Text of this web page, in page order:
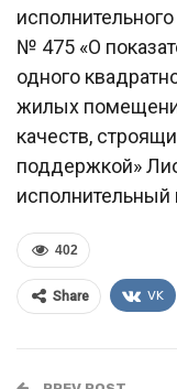
№ 475 «О
одного
жилых
качеств,
поддержкой»
402
Share VK